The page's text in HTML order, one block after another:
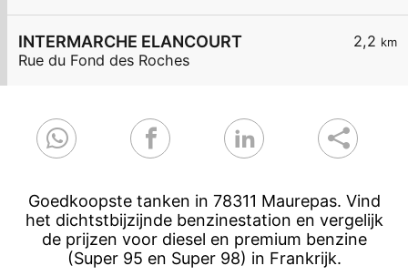
2,2 km
INTERMARCHE ELANCOURT
Rue du Fond des Roches
Goedkoopste tanken in 78311 Maurepas. Vind
het dichtstbijzijnde benzinestation en vergelijk
de prijzen voor diesel en premium benzine
(Super 95 en Super 98) in Frankrijk.